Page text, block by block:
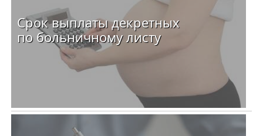
Срок выплаты декретных
по больничному листу